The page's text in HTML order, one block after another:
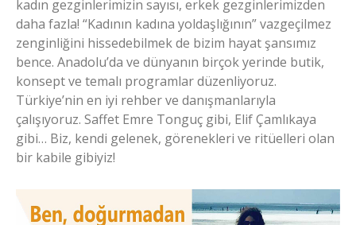
kadın gezginlerimizin sayısı, erkek gezginlerimizden
daha fazla! “Kadının kadına yoldaşlığının” vazgeçilmez
zenginliğini hissedebilmek de bizim hayat şansımız
bence. Anadolu’da ve dünyanın birçok yerinde butik,
konsept ve temalı programlar düzenliyoruz.
Türkiye’nin en iyi rehber ve danışmanlarıyla
çalışıyoruz. Saffet Emre Tonguç gibi, Elif Çamlıkaya
gibi… Biz, kendi gelenek, görenekleri ve ritüelleri olan
bir kabile gibiyiz!